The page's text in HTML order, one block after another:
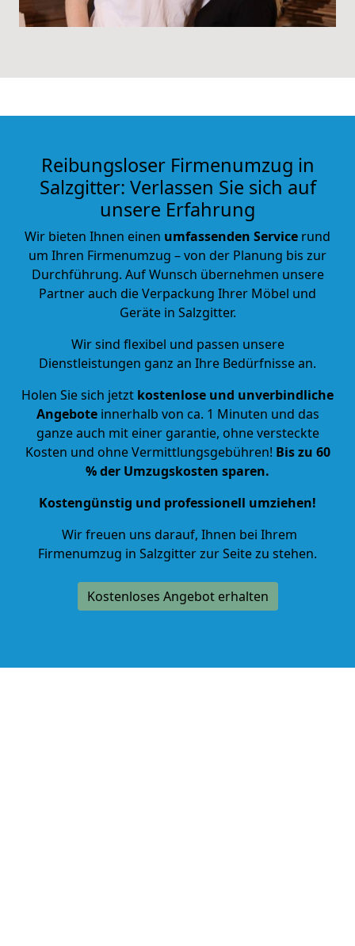
Reibungsloser Firmenumzug in
Salzgitter: Verlassen Sie sich auf
unsere Erfahrung
Wir bieten Ihnen einen umfassenden Service rund
um Ihren Firmenumzug – von der Planung bis zur
Durchführung. Auf Wunsch übernehmen unsere
Partner auch die Verpackung Ihrer Möbel und
Geräte in Salzgitter.
Wir sind flexibel und passen unsere
Dienstleistungen ganz an Ihre Bedürfnisse an.
Holen Sie sich jetzt kostenlose und unverbindliche
Angeboteinnerhalb von ca. 1 Minuten und das
ganze auch mit einer garantie, ohne versteckte
Kosten und ohne Vermittlungsgebühren! Bis zu 60
% der Umzugskosten sparen.
Kostengünstig und professionell umziehen!
Wir freuen uns darauf, Ihnen bei Ihrem
Firmenumzug in Salzgitter zur Seite zu stehen.
Kostenloses Angebot erhalten